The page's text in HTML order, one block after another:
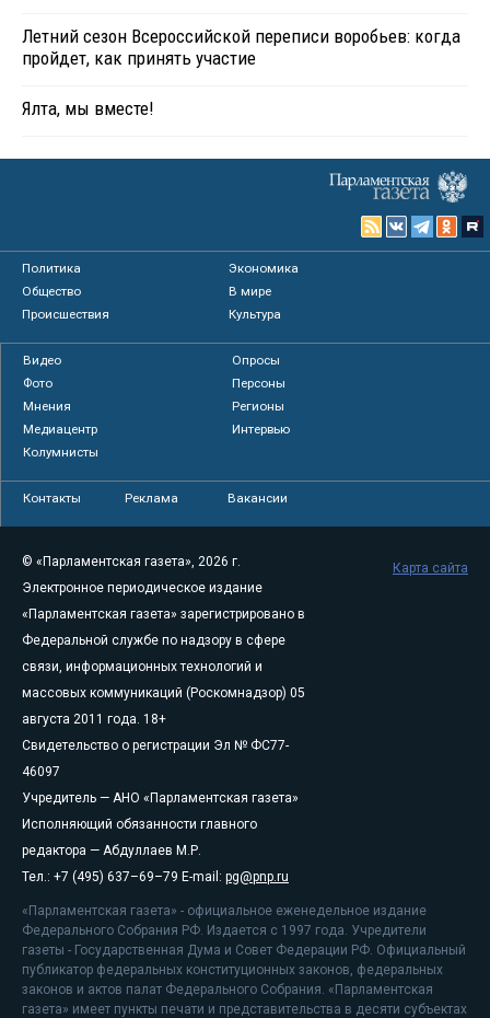
Летний сезон Всероссийской переписи воробьев: когда
пройдет, как принять участие
Ялта, мы вместе!
Политика
Экономика
Общество
В мире
Происшествия
Культура
Видео
Опросы
Фото
Персоны
Мнения
Регионы
Медиацентр
Интервью
Колумнисты
Контакты Реклама Вакансии
© «Парламентская газета», 2026 г.
Электронное периодическое издание
«Парламентская газета» зарегистрировано в
Федеральной службе по надзору в сфере
связи, информационных технологий и
массовых коммуникаций (Роскомнадзор) 05
августа 2011 года. 18+
Свидетельство о регистрации Эл № ФС77-
46097
Учредитель — АНО «Парламентская газета»
Исполняющий обязанности главного
редактора — Абдуллаев М.Р.
Тел.: +7 (495) 637–69–79 E-mail: pg@pnp.ru
«Парламентская газета» - официальное еженедельное издание
Федерального Собрания РФ. Издается с 1997 года. Учредители
газеты - Государственная Дума и Совет Федерации РФ. Официальный
публикатор федеральных конституционных законов, федеральных
законов и актов палат Федерального Собрания. «Парламентская
газета» имеет пункты печати и представительства в десяти субъектах
Карта сайта